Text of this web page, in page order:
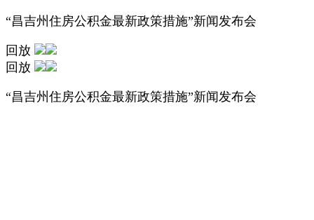
“昌吉州住房公积金最新政策措施”新闻发布会
回放
回放
“昌吉州住房公积金最新政策措施”新闻发布会